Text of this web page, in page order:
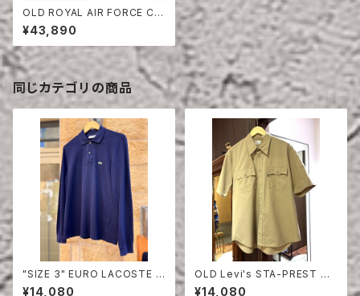
OLD ROYAL AIR FORCE CO
LLARLESS SHIRT
¥43,890
同じカテゴリの商品
"SIZE 3" EURO LACOSTE P
OLO SHIRT LONG SLEEVE
¥14,080
OLD Levi's STA-PREST HA
LF SLEEVE SHIRT
¥14,080